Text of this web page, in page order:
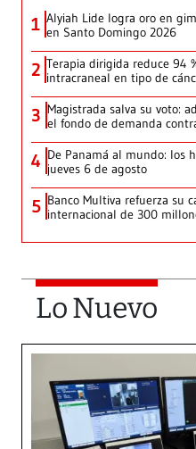
1 Alyiah Lide logra oro en
en Santo Domingo 2026
2 Terapia dirigida reduce 94
intracraneal en tipo de
3 Magistrada salva su voto:
el fondo de demanda
4 De Panamá al mundo: los
jueves 6 de agosto
5 Banco Multiva refuerza su
internacional de 300
Lo Nuevo